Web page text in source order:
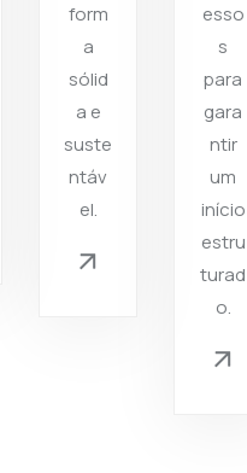
form
a
sólid
a e
suste
ntáv
el.
esso
s
para
gara
ntir
um
início
estru
turad
o.